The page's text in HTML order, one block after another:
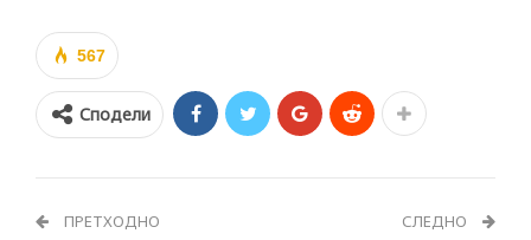
567
Сподели
ПРЕТХОДНО СЛЕДНО